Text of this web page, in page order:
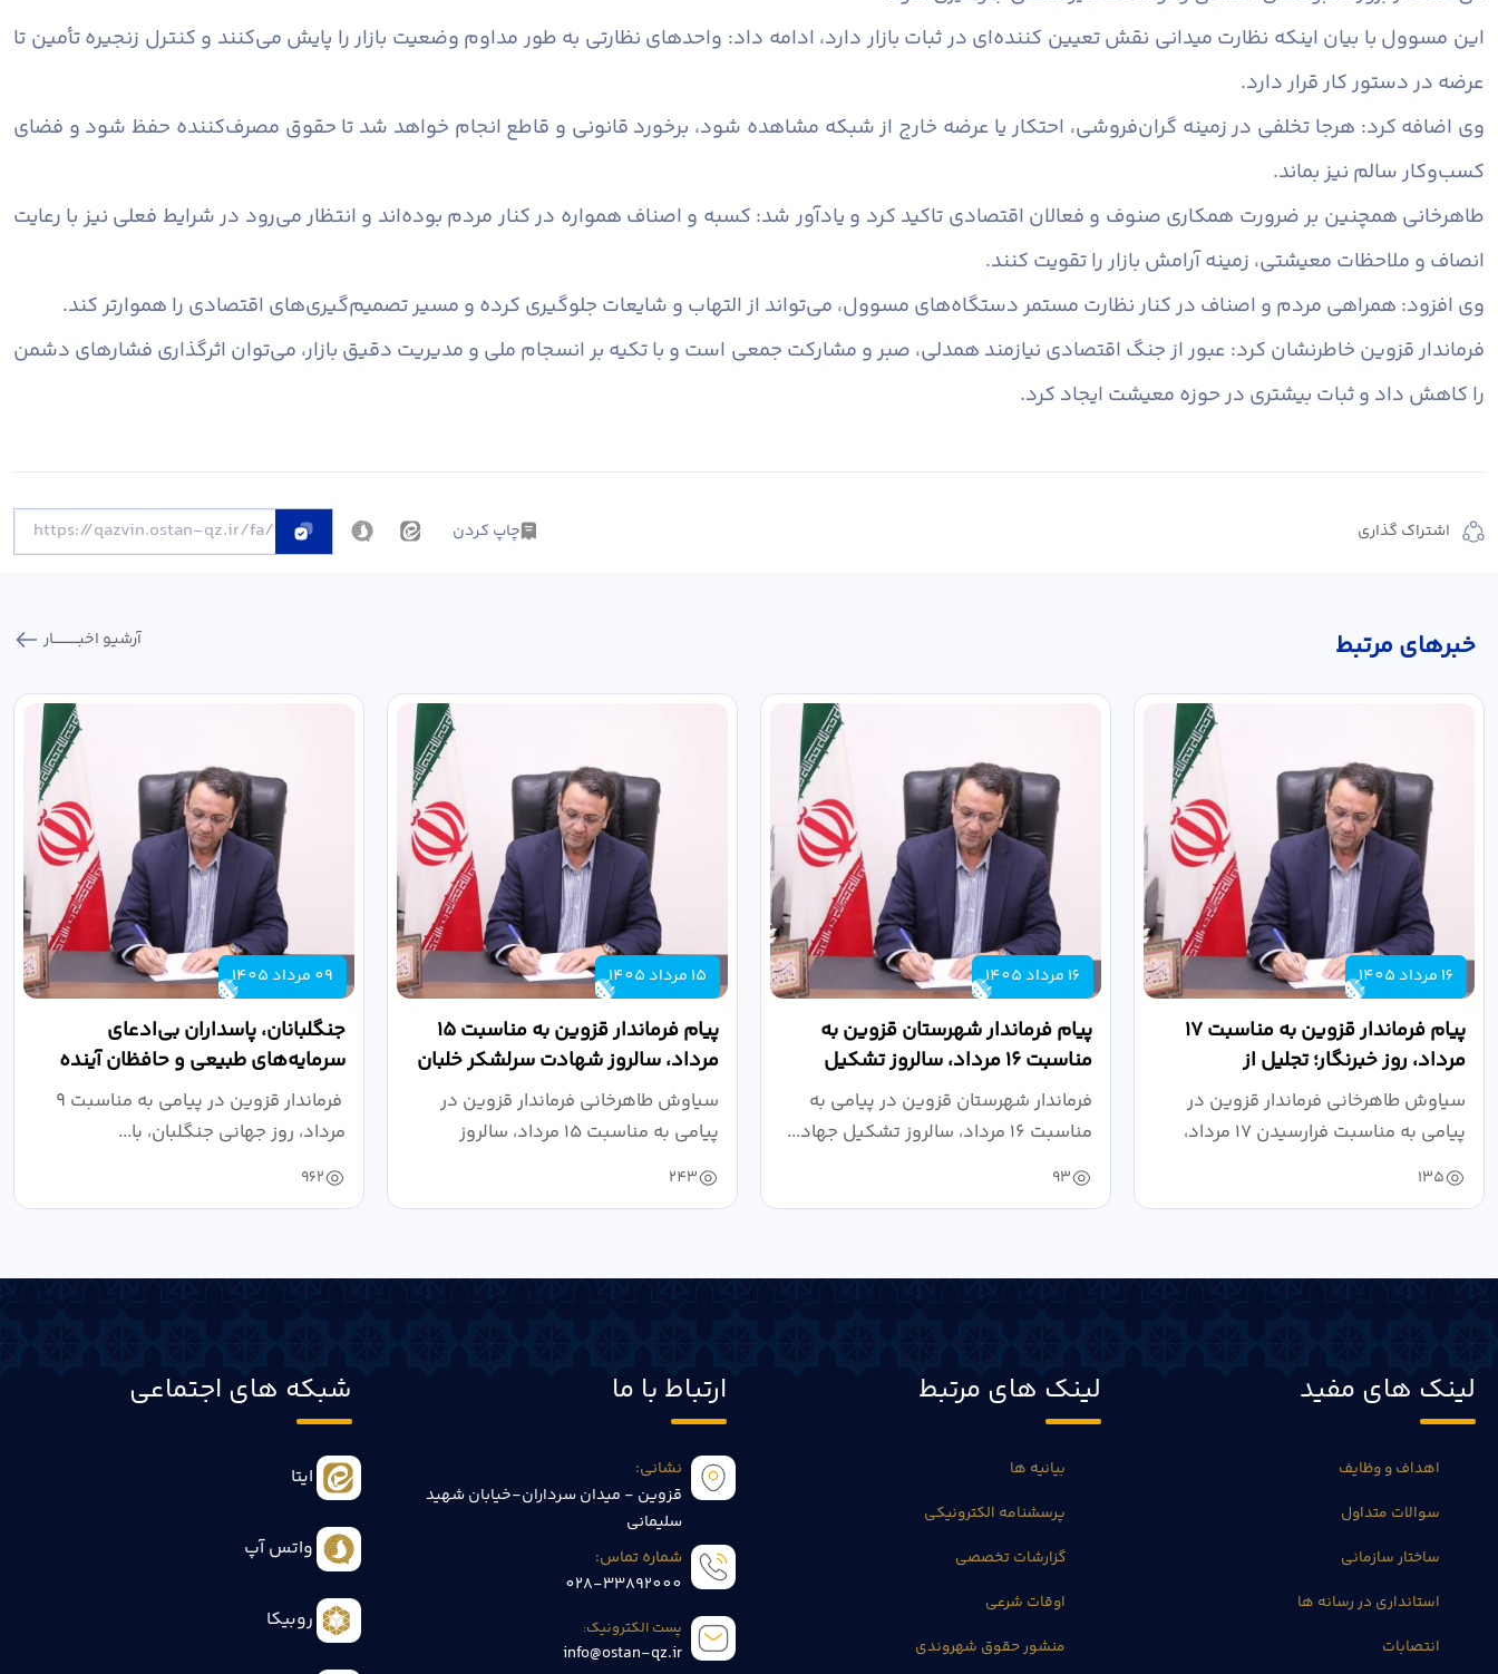
این مسوول با بیان اینکه نظارت میدانی نقش تعیین‌ کننده‌ای در ثبات بازار دارد، ادامه داد: واحدهای نظارتی به طور مداوم وضعیت بازار را پایش می‌کنند و کنترل زنجیره تأمین تا
عرضه در دستور کار قرار دارد.
وی اضافه کرد: هرجا تخلفی در زمینه گران‌فروشی، احتکار یا عرضه خارج از شبکه مشاهده شود، برخورد قانونی و قاطع انجام خواهد شد تا حقوق مصرف‌کننده حفظ شود و فضای
کسب‌وکار سالم نیز بماند.
طاهرخانی همچنین بر ضرورت همکاری صنوف و فعالان اقتصادی تاکید کرد و یادآور شد: کسبه و اصناف همواره در کنار مردم بوده‌اند و انتظار می‌رود در شرایط فعلی نیز با رعایت
انصاف و ملاحظات معیشتی، زمینه آرامش بازار را تقویت کنند.
وی افزود: همراهی مردم و اصناف در کنار نظارت مستمر دستگاه‌های مسوول، می‌تواند از التهاب و شایعات جلوگیری کرده و مسیر تصمیم‌گیری‌های اقتصادی را هموارتر کند.
فرماندار قزوین خاطرنشان کرد: عبور از جنگ اقتصادی نیازمند همدلی، صبر و مشارکت جمعی است و با تکیه بر انسجام ملی و مدیریت دقیق بازار، می‌توان اثرگذاری فشارهای دشمن
را کاهش داد و ثبات بیشتری در حوزه معیشت ایجاد کرد.
اشتراک گذاری چاپ کردن
خبر‌های مرتبط آرشیو اخبـــــــــــار
16 مرداد 1405
پیام فرماندار قزوین به مناسبت ۱۷
مرداد، روز خبرنگار؛ تجلیل از
طلایه‌داران...
سیاوش طاهرخانی فرماندار قزوین در
پیامی به مناسبت فرارسیدن ۱۷ مرداد،
روز...
135
16 مرداد 1405
پیام فرماندار شهرستان قزوین به
مناسبت ۱۶ مرداد، سالروز تشکیل
جهاد دانشگاهی
فرماندار شهرستان قزوین در پیامی به
مناسبت ۱۶ مرداد، سالروز تشکیل جهاد...
93
15 مرداد 1405
پیام فرماندار قزوین به مناسبت ۱۵
مرداد، سالروز شهادت سرلشکر خلبان
شهید عباس...
سیاوش طاهرخانی فرماندار قزوین در
پیامی به مناسبت ۱۵ مرداد، سالروز
شهادت...
243
09 مرداد 1405
جنگلبانان، پاسداران بی‌ادعای
سرمایه‌های طبیعی و حافظان آینده
سرزمین هستند
فرماندار قزوین در پیامی به مناسبت ۹
مرداد، روز جهانی جنگلبان، با...
962
لینک های مفید
اهداف و وظایف
سوالات متداول
ساختار سازمانی
استانداری در رسانه ها
انتصابات
لینک های مرتبط
بیانیه ها
پرسشنامه الکترونیکی
گزارشات تخصصی
اوقات شرعی
منشور حقوق شهروندی
ارتباط با ما
نشانی:
قزوین - میدان سرداران-خیابان شهید
سلیمانی
شماره تماس:
028-33892000
پست الکترونیک:
info@ostan-qz.ir
شبکه های اجتماعی
ایتا
واتس آپ
روبیکا